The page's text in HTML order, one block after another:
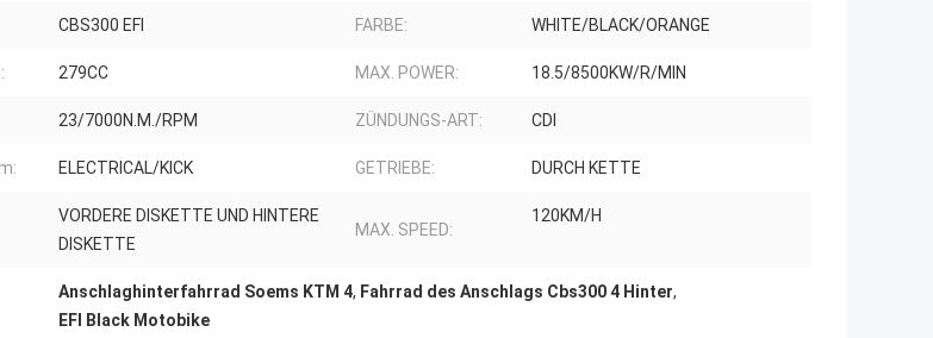
CBS300 EFI FARBE: WHITE/BLACK/ORANGE
279CC MAX. POWER: 18.5/8500KW/R/MIN
23/7000N.M./RPM ZÜNDUNGS-ART: CDI
ELECTRICAL/KICK GETRIEBE: DURCH KETTE
VORDERE DISKETTE UND HINTERE
DISKETTE
MAX. SPEED:
120KM/H
Anschlaghinterfahrrad Soems KTM 4, Fahrrad des Anschlags Cbs300 4 Hinter,
EFI Black Motobike